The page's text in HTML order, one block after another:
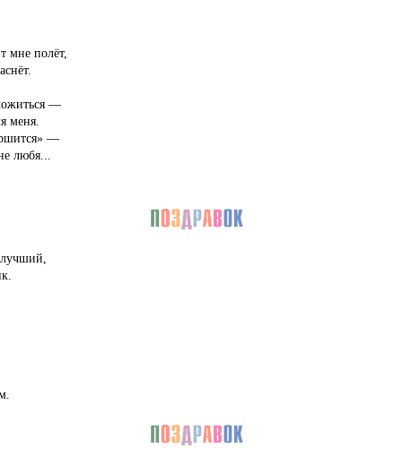
мне полёт,
—
меня.
—
любя...